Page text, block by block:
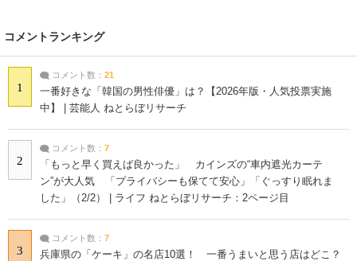
コメントランキング
1
コメント数： 21
一番好きな「韓国の男性俳優」は？【2026年版・人気投票実施
中】 | 芸能人 ねとらぼリサーチ
2
コメント数： 7
「もっと早く買えば良かった」 カインズの“車内遮光カーテ
ン”が大人気 「プライバシーも保てて安心」「ぐっすり眠れま
した」（2/2） | ライフ ねとらぼリサーチ：2ページ目
3
コメント数： 7
兵庫県の「ケーキ」の名店10選！ 一番うまいと思う店はどこ？